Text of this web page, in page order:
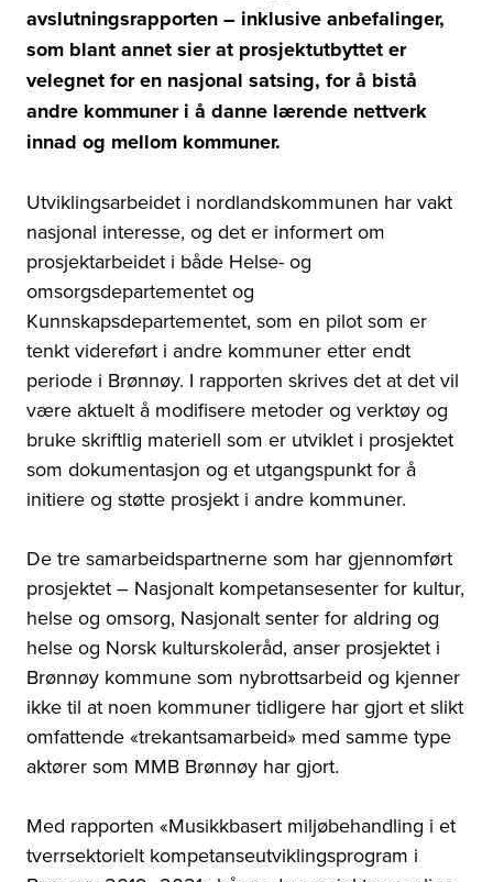
avslutningsrapporten – inklusive anbefalinger,
som blant annet sier at prosjektutbyttet er
velegnet for en nasjonal satsing, for å bistå
andre kommuner i å danne lærende nettverk
innad og mellom kommuner.
Utviklingsarbeidet i nordlandskommunen har vakt
nasjonal interesse, og det er informert om
prosjektarbeidet i både Helse- og
omsorgsdepartementet og
Kunnskapsdepartementet, som en pilot som er
tenkt videreført i andre kommuner etter endt
periode i Brønnøy. I rapporten skrives det at det vil
være aktuelt å modifisere metoder og verktøy og
bruke skriftlig materiell som er utviklet i prosjektet
som dokumentasjon og et utgangspunkt for å
initiere og støtte prosjekt i andre kommuner.
De tre samarbeidspartnerne som har gjennomført
prosjektet – Nasjonalt kompetansesenter for kultur,
helse og omsorg, Nasjonalt senter for aldring og
helse og Norsk kulturskoleråd, anser prosjektet i
Brønnøy kommune som nybrottsarbeid og kjenner
ikke til at noen kommuner tidligere har gjort et slikt
omfattende «trekantsamarbeid» med samme type
aktører som MMB Brønnøy har gjort.
Med rapporten «Musikkbasert miljøbehandling i et
tverrsektorielt kompetanseutviklingsprogram i